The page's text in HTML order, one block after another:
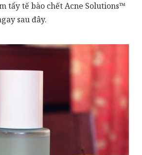
tẩy tế bào chết Acne Solutions™
sau đây.